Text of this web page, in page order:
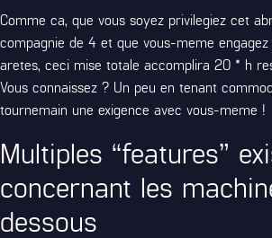
Comme ca, que vous soyez privilegiez cet
compagnie de 4 et que vous-meme
aretes, ceci mise totale accomplira 20 * h
Vous connaissez ? Un peu en tenant
tournemain une exigence avec vous-meme !
Multiples “features”
concernant les
dessous